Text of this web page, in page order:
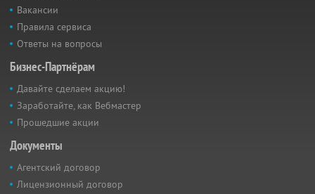
Вакансии
Правила сервиса
Ответы на вопросы
Бизнес-Партнёрам
Давайте сделаем акцию!
Заработайте, как Вебмастер
Прошедшие акции
Документы
Агентский договор
Лицензионный договор